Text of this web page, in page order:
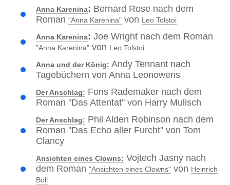
Anna Karenina: Bernard Rose nach dem
Roman "Anna Karenina" von Leo Tolstoi
Anna Karenina: Joe Wright nach dem Roman
"Anna Karenina" von Leo Tolstoi
Anna und der König: Andy Tennant nach
Tagebüchern von Anna Leonowens
Der Anschlag: Fons Rademaker nach dem
Roman "Das Attentat" von Harry Mulisch
Der Anschlag: Phil Alden Robinson nach dem
Roman "Das Echo aller Furcht" von Tom
Clancy
Ansichten eines Clowns: Vojtech Jasny nach
dem Roman "Ansichten eines Clowns" von Heinrich
Böll